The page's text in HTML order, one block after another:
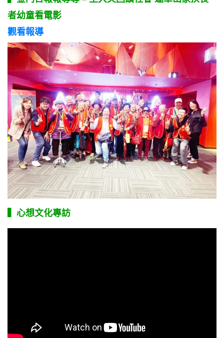
者幼童看電影
觀看報導
▍心想文化專訪